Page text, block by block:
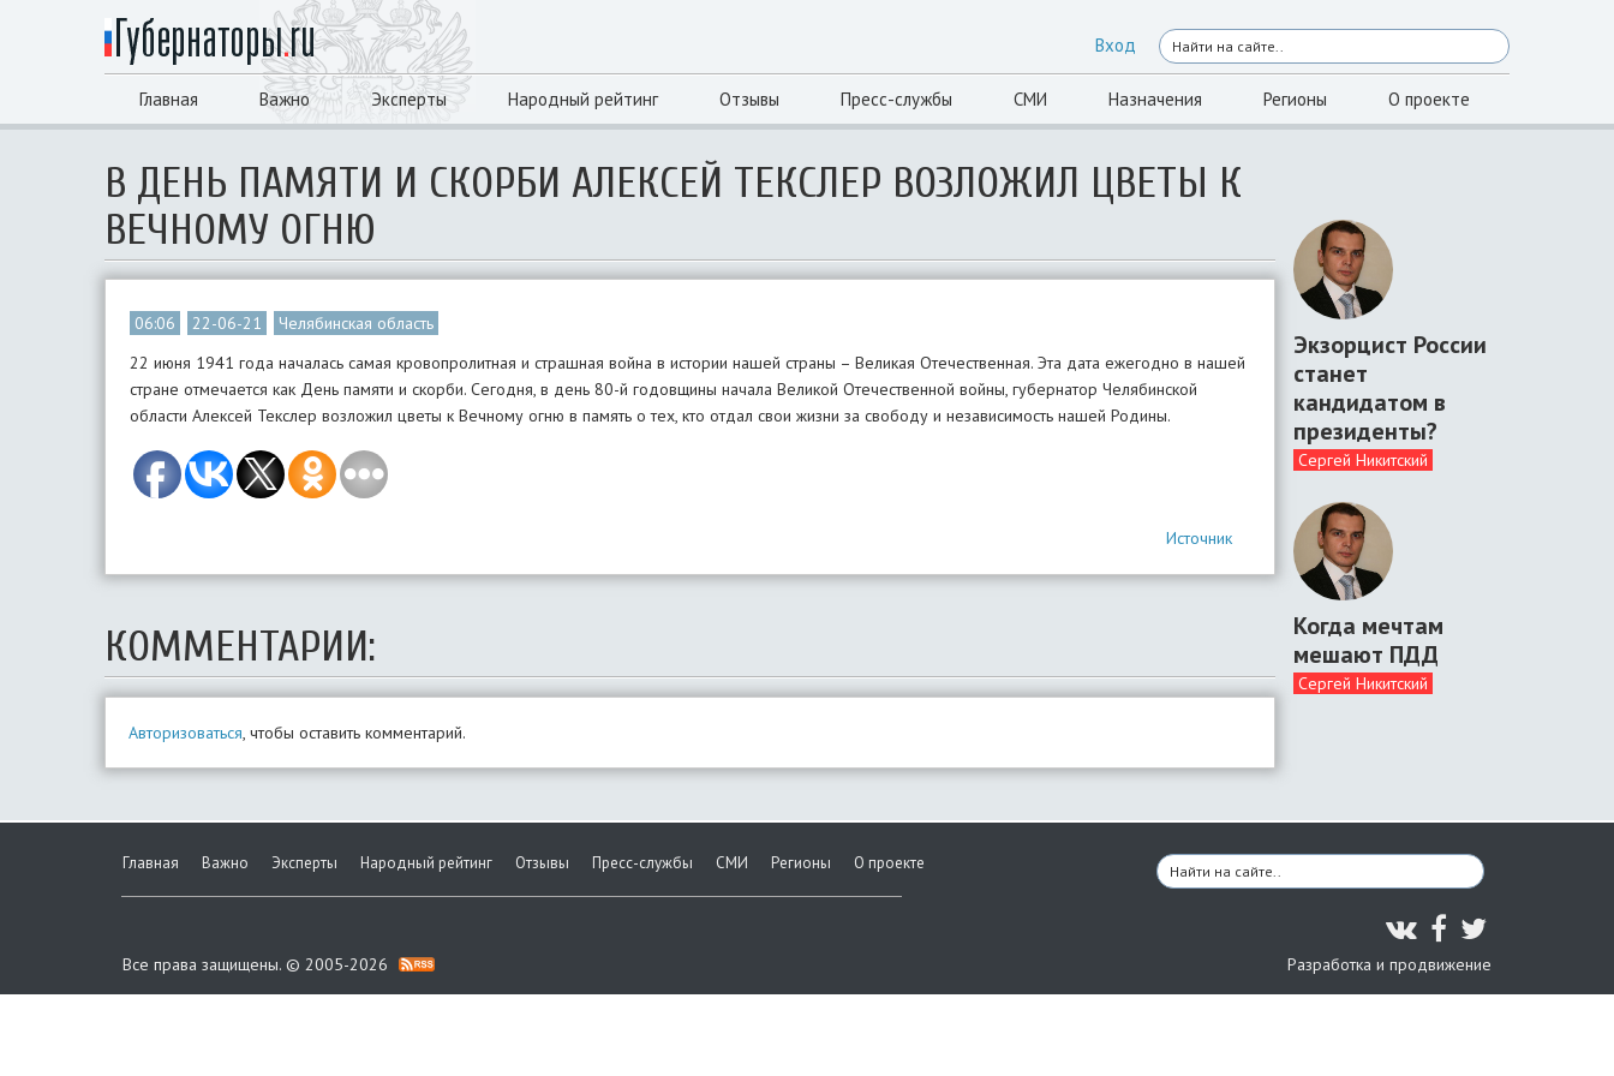
Вход
Главная Важно Эксперты Народный рейтинг Отзывы Пресс-службы СМИ Назначения Регионы О проекте
В ДЕНЬ ПАМЯТИ И СКОРБИ АЛЕКСЕЙ ТЕКСЛЕР ВОЗЛОЖИЛ ЦВЕТЫ К
ВЕЧНОМУ ОГНЮ
06:06 22-06-21
Челябинская область
22 июня 1941 года началась самая кровопролитная и страшная война в истории нашей страны – Великая Отечественная. Эта дата ежегодно в нашей
стране отмечается как День памяти и скорби. Сегодня, в день 80-й годовщины начала Великой Отечественной войны, губернатор Челябинской
области Алексей Текслер возложил цветы к Вечному огню в память о тех, кто отдал свои жизни за свободу и независимость нашей Родины.
Источник
КОММЕНТАРИИ:
Авторизоваться, чтобы оставить комментарий.
Экзорцист России
станет
кандидатом в
президенты?
Сергей Никитский
Когда мечтам
мешают ПДД
Сергей Никитский
Главная Важно Эксперты Народный рейтинг Отзывы Пресс-службы СМИ Регионы О проекте
Все права защищены. © 2005-2026 Разработка и продвижение